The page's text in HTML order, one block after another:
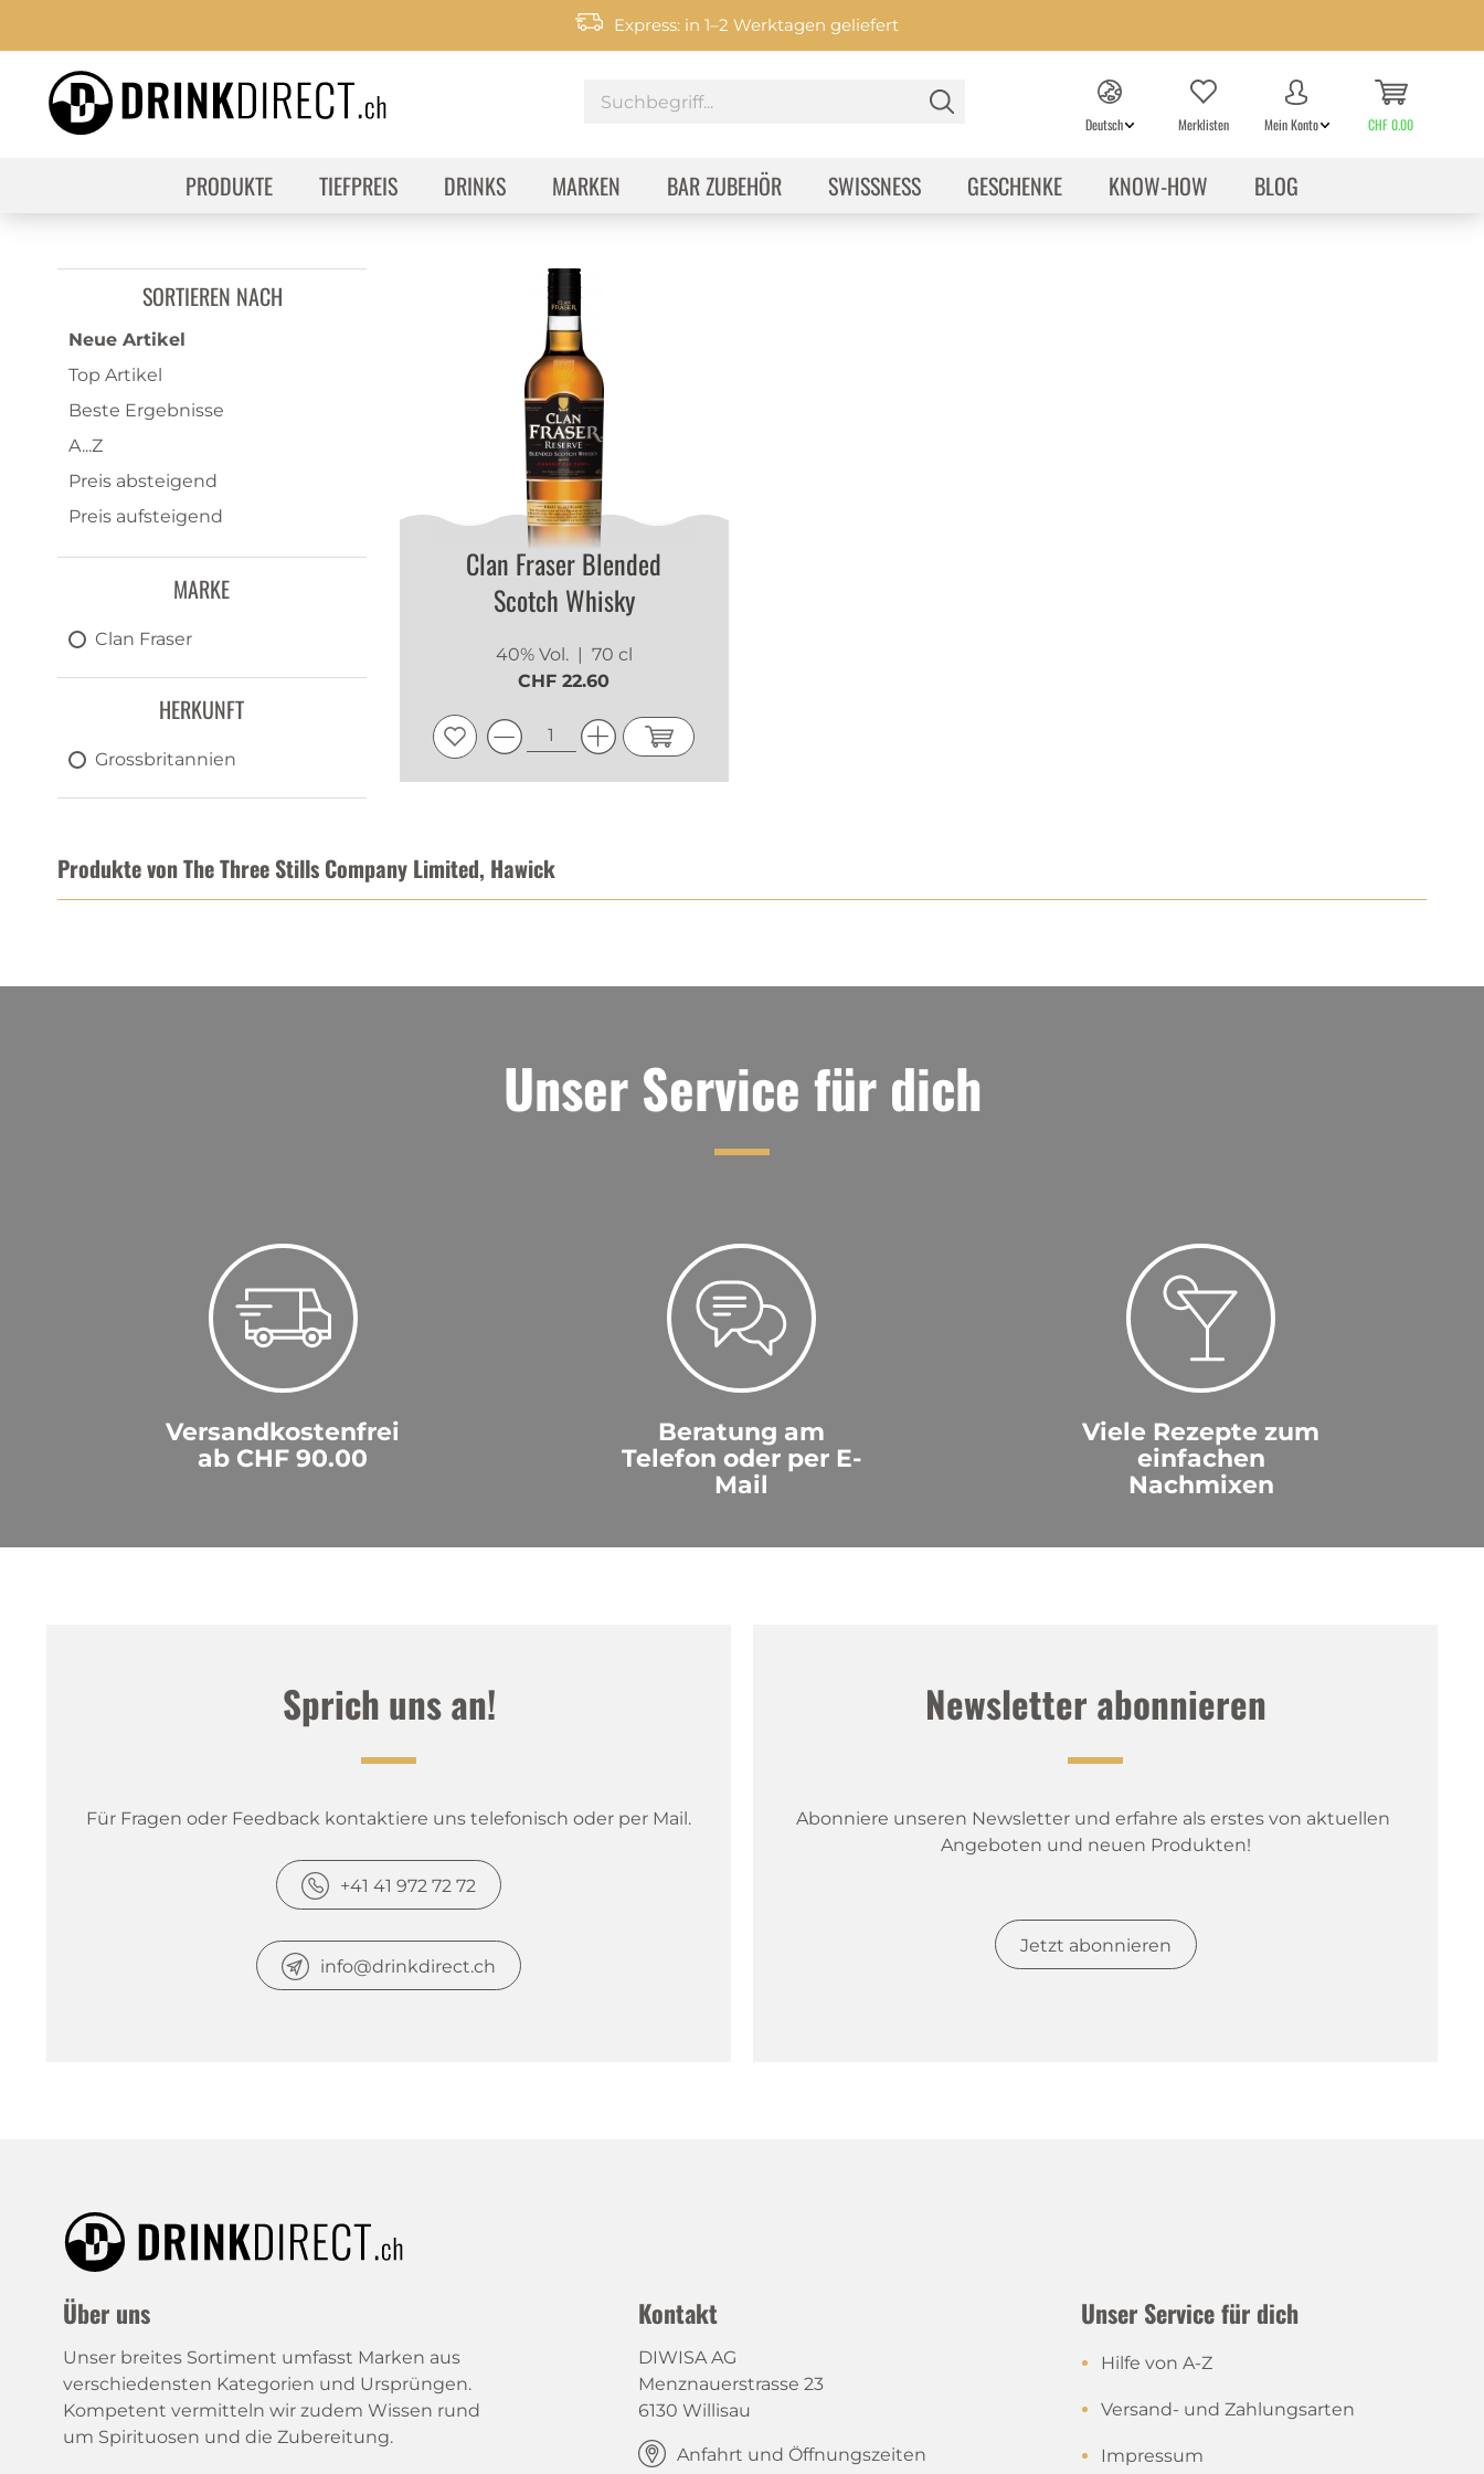
Express: in 1–2 Werktagen geliefert
Deutsch Merklisten Mein Konto CHF 0.00
PRODUKTE TIEFPREIS DRINKS MARKEN BAR ZUBEHÖR SWISSNESS GESCHENKE KNOW-HOW BLOG
SORTIEREN NACH
Neue Artikel
Top Artikel
Beste Ergebnisse
A...Z
Preis absteigend
Preis aufsteigend
MARKE
Clan Fraser
HERKUNFT
Grossbritannien
Clan Fraser Blended
Scotch Whisky
40% Vol.
| 70 cl
CHF 22.60
Produkte von The Three Stills Company Limited, Hawick
Unser Service für dich
Versandkostenfrei
ab CHF 90.00
Beratung am
Telefon oder per E-
Mail
Viele Rezepte zum
einfachen
Nachmixen
Sprich uns an!
Für Fragen oder Feedback kontaktiere uns telefonisch oder per Mail.
+41 41 972 72 72
info@drinkdirect.ch
Newsletter abonnieren
Abonniere unseren Newsletter und erfahre als erstes von aktuellen
Angeboten und neuen Produkten!
Jetzt abonnieren
Über uns
Unser breites Sortiment umfasst Marken aus
verschiedensten Kategorien und Ursprüngen.
Kompetent vermitteln wir zudem Wissen rund
um Spirituosen und die Zubereitung.
Kontakt
DIWISA AG
Menznauerstrasse 23
6130 Willisau
Anfahrt und Öffnungszeiten
Unser Service für dich
Hilfe von A-Z
Versand- und Zahlungsarten
Impressum